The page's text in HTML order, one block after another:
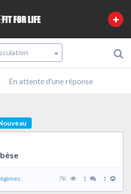
En attente d'une réponse
7K 1 1